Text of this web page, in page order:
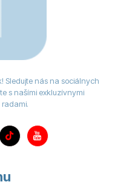
Sledujte nás na sociálnych
s našími exkluzívnymi